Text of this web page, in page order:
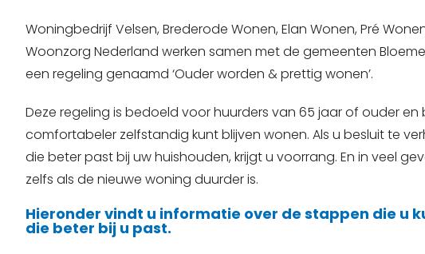
Woningbedrijf Velsen, Brederode Wonen, Elan Wonen, Pré
Woonzorg Nederland werken samen met de gemeenten
een regeling genaamd ‘Ouder worden & prettig wonen’.
Deze regeling is bedoeld voor huurders van 65 jaar of ouder
comfortabeler zelfstandig kunt blijven wonen. Als u besluit te
die beter past bij uw huishouden, krijgt u voorrang. En in veel
zelfs als de nieuwe woning duurder is.
Hieronder vindt u informatie over de stappen die u
die beter bij u past.